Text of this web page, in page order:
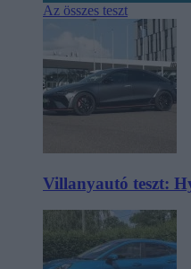
Az összes teszt
Villanyautó teszt: